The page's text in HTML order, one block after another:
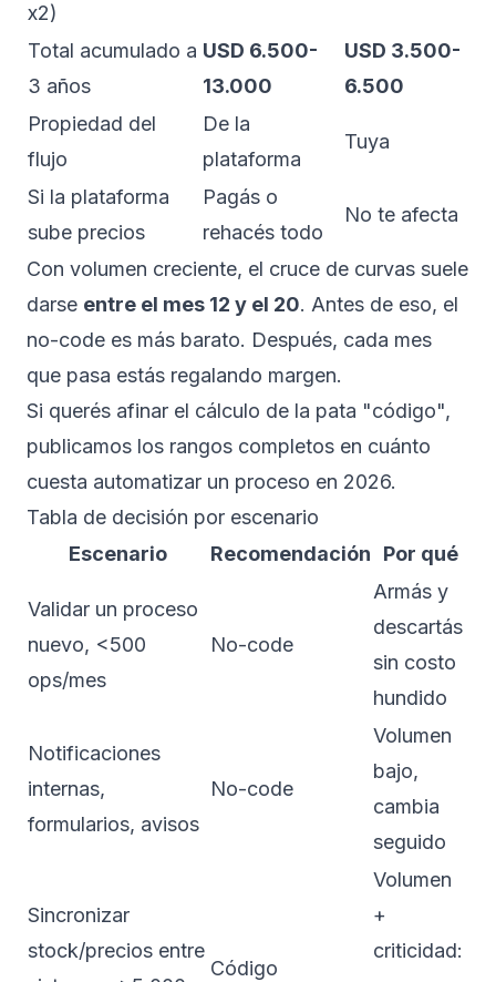
x2)
Total acumulado a
3 años
USD 6.500-
13.000
USD 3.500-
6.500
Propiedad del
flujo
De la
plataforma
Tuya
Si la plataforma
sube precios
Pagás o
rehacés todo
No te afecta
Con volumen creciente, el cruce de curvas suele
darse entre el mes 12 y el 20. Antes de eso, el
no-code es más barato. Después, cada mes
que pasa estás regalando margen.
Si querés afinar el cálculo de la pata "código",
publicamos los rangos completos en cuánto
cuesta automatizar un proceso en 2026.
Tabla de decisión por escenario
Escenario
Recomendación Por qué
Validar un proceso
nuevo, <500
ops/mes
No-code
Armás y
descartás
sin costo
hundido
Notificaciones
internas,
formularios, avisos
No-code
Volumen
bajo,
cambia
seguido
Sincronizar
stock/precios entre
Código
Volumen
+
criticidad: